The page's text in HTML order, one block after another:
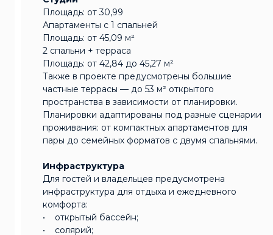
Площадь: от 30,99
Апартаменты с 1 спальней
Площадь: от 45,09 м²
2 спальни + терраса
Площадь: от 42,84 до 45,27 м²
Также в проекте предусмотрены большие
частные террасы — до 53 м² открытого
пространства в зависимости от планировки.
Планировки адаптированы под разные сценарии
проживания: от компактных апартаментов для
пары до семейных форматов с двумя спальнями.
Инфраструктура
Для гостей и владельцев предусмотрена
инфраструктура для отдыха и ежедневного
комфорта:
• открытый бассейн;
• солярий;